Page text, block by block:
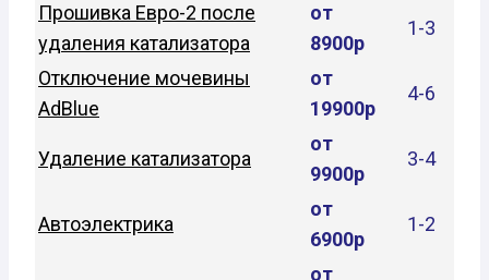
Прошивка Евро-2 после
удаления катализатора
от
8900р
1-3
Отключение мочевины
AdBlue
от
19900р
4-6
Удаление катализатора
от
9900р
3-4
Автоэлектрика
от
6900р
1-2
от